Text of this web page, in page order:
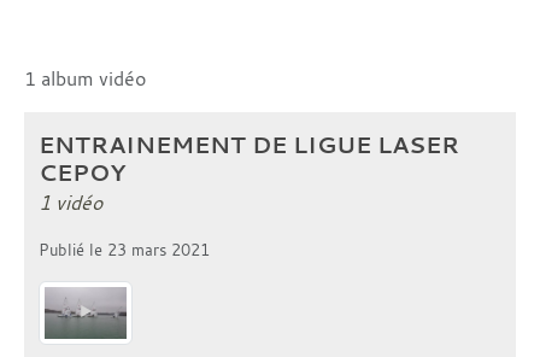
1 album vidéo
ENTRAINEMENT DE LIGUE LASER
CEPOY
1 vidéo
Publié le 23 mars 2021